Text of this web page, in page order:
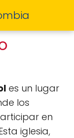
es un lugar
los
en
iglesia,